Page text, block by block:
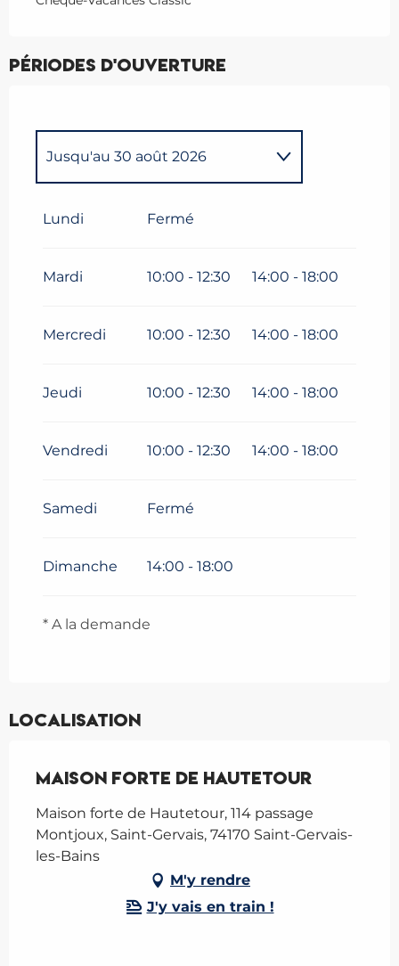
Périodes d'ouverture
2026
Jusqu'au 30 août 2026
Du19 décembre 2026au
Lundi Fermé
Mardi 10:00 - 12:30 14:00 - 18:00
Mercredi 10:00 - 12:30 14:00 - 18:00
Jeudi 10:00 - 12:30 14:00 - 18:00
Vendredi 10:00 - 12:30 14:00 - 18:00
Samedi Fermé
Dimanche 14:00 - 18:00
* A la demande
Localisation
Maison Forte de Hautetour
Maison forte de Hautetour, 114 passage
Montjoux, Saint-Gervais, 74170 Saint-Gervais-
les-Bains
M'y rendre
J'y vais en train !